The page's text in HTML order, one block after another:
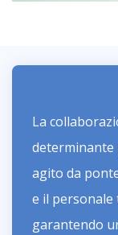
La
determinante
agito da
e il personale
garantendo